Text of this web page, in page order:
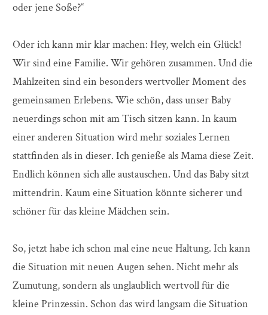
oder jene Soße?“
Oder ich kann mir klar machen: Hey, welch ein Glück!
Wir sind eine Familie. Wir gehören zusammen. Und die
Mahlzeiten sind ein besonders wertvoller Moment des
gemeinsamen Erlebens. Wie schön, dass unser Baby
neuerdings schon mit am Tisch sitzen kann. In kaum
einer anderen Situation wird mehr soziales Lernen
stattfinden als in dieser. Ich genieße als Mama diese Zeit.
Endlich können sich alle austauschen. Und das Baby sitzt
mittendrin. Kaum eine Situation könnte sicherer und
schöner für das kleine Mädchen sein.
So, jetzt habe ich schon mal eine neue Haltung. Ich kann
die Situation mit neuen Augen sehen. Nicht mehr als
Zumutung, sondern als unglaublich wertvoll für die
kleine Prinzessin. Schon das wird langsam die Situation